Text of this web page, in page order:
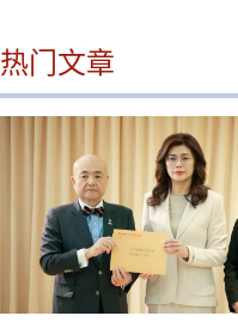
热门文章